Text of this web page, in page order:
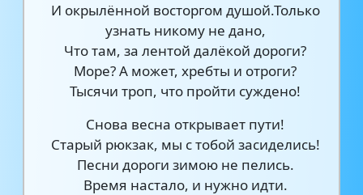
И окрылённой восторгом душой.Только
узнать никому не дано,
Что там, за лентой далёкой дороги?
Море? А может, хребты и отроги?
Тысячи троп, что пройти суждено!
Снова весна открывает пути!
Старый рюкзак, мы с тобой засиделись!
Песни дороги зимою не пелись.
Время настало, и нужно идти.